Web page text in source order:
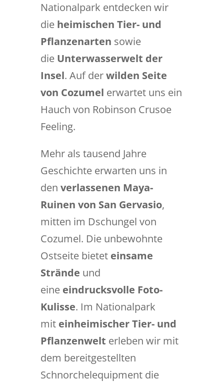
Nationalpark entdecken wir
dieheimischen Tier- und
Pflanzenarten sowie
die Unterwasserwelt der
Insel. Auf derwilden Seite
von Cozumel erwartet uns ein
Hauch von Robinson Crusoe
Feeling.
Mehr als tausend Jahre
Geschichte erwarten uns in
den verlassenen Maya-
Ruinen von San Gervasio,
mitten im Dschungel von
Cozumel. Die unbewohnte
Ostseite bietet einsame
Strände und
eine eindrucksvolle Foto-
Kulisse. Im Nationalpark
mit einheimischer Tier- und
Pflanzenwelt erleben wir mit
dem bereitgestellten
Schnorchelequipment die